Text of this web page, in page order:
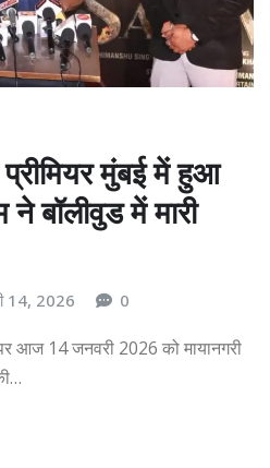
प्रीमियर मुंबई में हुआ
बॉलीवुड में मारी
14, 2026 0
आज 14 जनवरी 2026 को मायानगरी